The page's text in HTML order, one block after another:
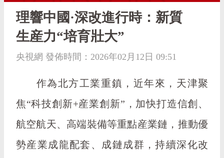
理響中國·深改進行時：新質
生産力“培育壯大”
央視網 發佈時間：2026年02月12日 09:51
作為北方工業重鎮，近年來，天津聚
焦“科技創新+産業創新”，加快打造信創、
航空航天、高端裝備等重點産業鏈，推動優
勢産業成龍配套、成鏈成群，持續深化改